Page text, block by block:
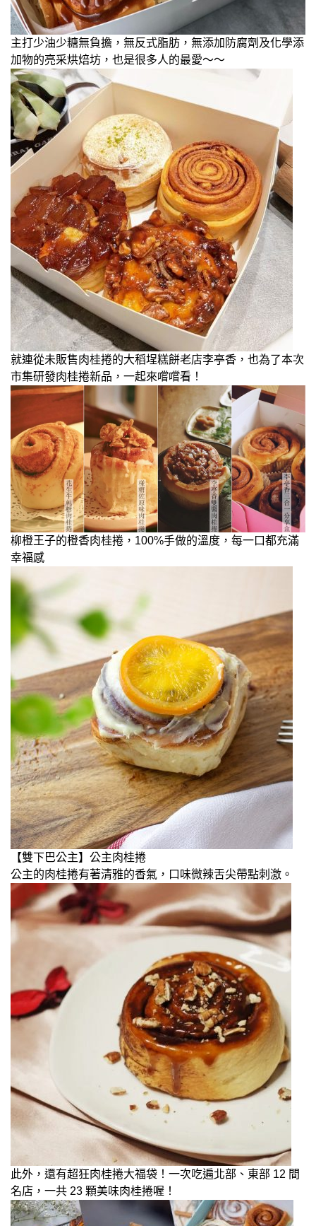
主打少油少糖無負擔，無反式脂肪，無添加防腐劑及化學添
加物的亮采烘焙坊，也是很多人的最愛～～
就連從未販售肉桂捲的大稻埕糕餅老店李亭香，也為了本次
市集研發肉桂捲新品，一起來嚐嚐看！
柳橙王子的橙香肉桂捲，100%手做的溫度，每一口都充滿
幸福感
【雙下巴公主】公主肉桂捲
公主的肉桂捲有著清雅的香氣，口味微辣舌尖帶點刺激。
此外，還有超狂肉桂捲大福袋！一次吃遍北部、東部 12 間
名店，一共 23 顆美味肉桂捲喔！